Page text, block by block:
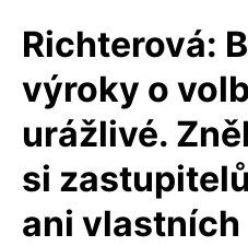
Richterová:
výroky o
urážlivé.
si
ani vlastních